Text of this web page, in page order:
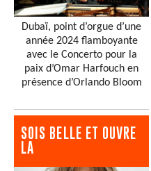
Dubaï, point d’orgue d’une
année 2024 flamboyante
avec le Concerto pour la
paix d’Omar Harfouch en
présence d’Orlando Bloom
SOIS BELLE ET OUVRE
LA